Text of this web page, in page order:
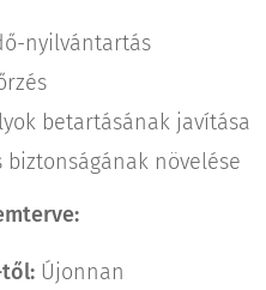
nyilvántartás
betartásának javítása
biztonságának növelése
től: Újonnan